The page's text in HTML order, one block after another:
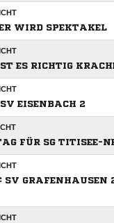
WIRD SPEKTAKEL
ES RICHTIG
EISENBACH 2
FÜR SG TITISEE-
GRAFENHAUSEN